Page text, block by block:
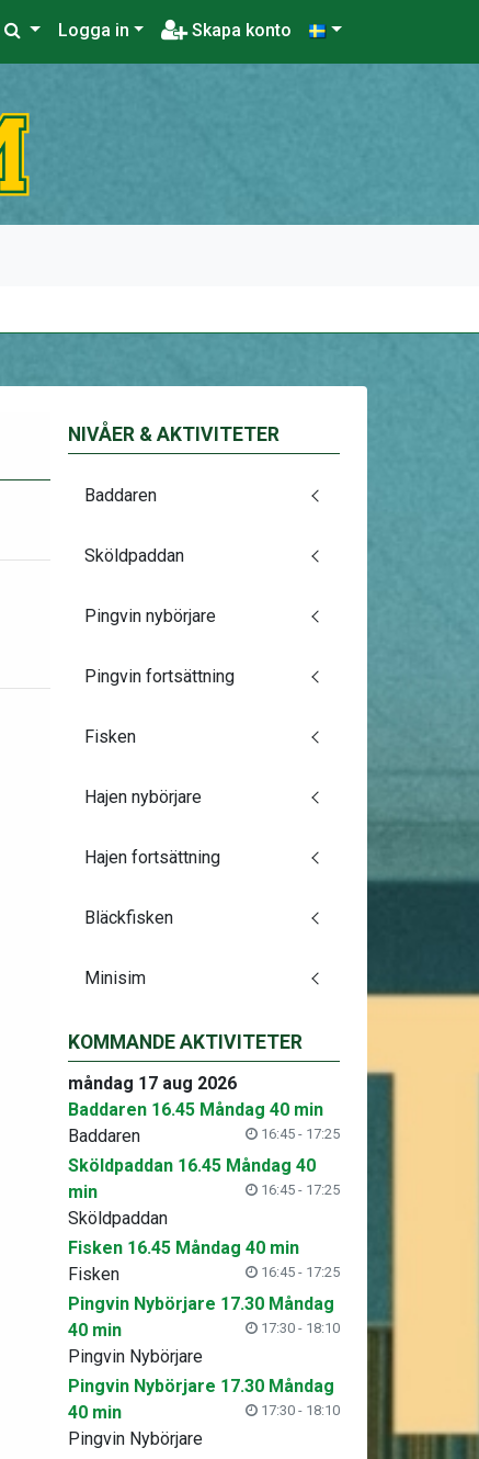
Logga in Skapa konto
NIVÅER & AKTIVITETER
Baddaren
Sköldpaddan
Pingvin nybörjare
Pingvin fortsättning
Fisken
Hajen nybörjare
Hajen fortsättning
Bläckfisken
Minisim
KOMMANDE AKTIVITETER
måndag 17 aug 2026
Baddaren 16.45 Måndag 40 min
16:45 - 17:25
Baddaren
Sköldpaddan 16.45 Måndag 40
min
16:45 - 17:25
Sköldpaddan
Fisken 16.45 Måndag 40 min
16:45 - 17:25
Fisken
Pingvin Nybörjare 17.30 Måndag
40 min
17:30 - 18:10
Pingvin Nybörjare
Pingvin Nybörjare 17.30 Måndag
40 min
17:30 - 18:10
Pingvin Nybörjare